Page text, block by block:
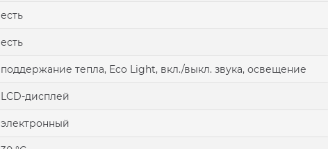
есть
есть
поддержание тепла, Eco Light, вкл./выкл. звука, освещение
LCD-дисплей
электронный